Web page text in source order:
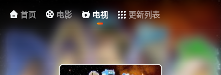
首页 电影 电视 更新列表